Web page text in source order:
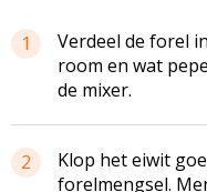
1
Verdeel de forel
room en wat
de mixer.
2
Klop het eiwit
forelmengsel.